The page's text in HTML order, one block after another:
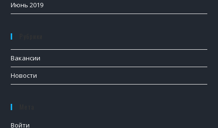
Июнь 2019
Вакансии
Новости
Войти